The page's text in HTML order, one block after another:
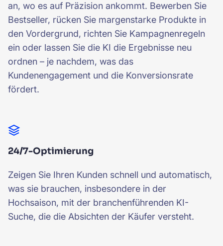
an, wo es auf Präzision ankommt. Bewerben Sie
Bestseller, rücken Sie margenstarke Produkte in
den Vordergrund, richten Sie Kampagnenregeln
ein oder lassen Sie die KI die Ergebnisse neu
ordnen – je nachdem, was das
Kundenengagement und die Konversionsrate
fördert.
24/7-Optimierung
Zeigen Sie Ihren Kunden schnell und automatisch,
was sie brauchen, insbesondere in der
Hochsaison, mit der branchenführenden KI-
Suche, die die Absichten der Käufer versteht.